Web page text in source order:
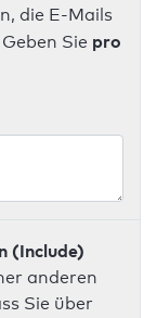
die E-Mails
Sie pro
(Include)
anderen
Sie über